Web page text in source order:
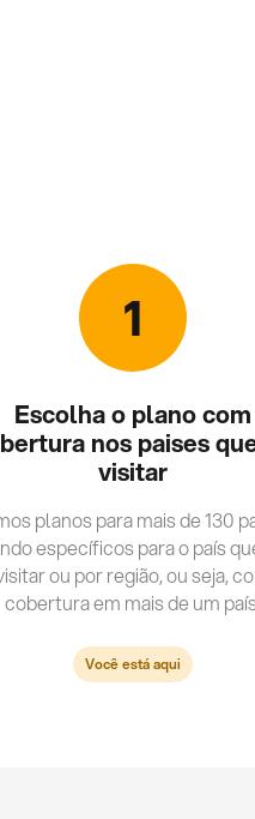
1
Escolha o plano com
nos paises
visitar
planos para mais de 130
específicos para o país
ou por região, ou seja,
cobertura em mais de um
Você está aqui